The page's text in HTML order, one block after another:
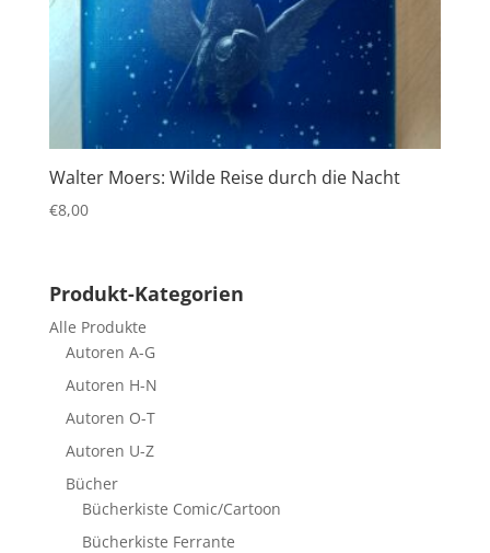
Walter Moers: Wilde Reise durch die Nacht
€8,00
Produkt-Kategorien
Alle Produkte
Autoren A-G
Autoren H-N
Autoren O-T
Autoren U-Z
Bücher
Bücherkiste Comic/Cartoon
Bücherkiste Ferrante